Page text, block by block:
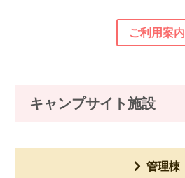
ご利用案内
キャンプサイト施設
管理棟